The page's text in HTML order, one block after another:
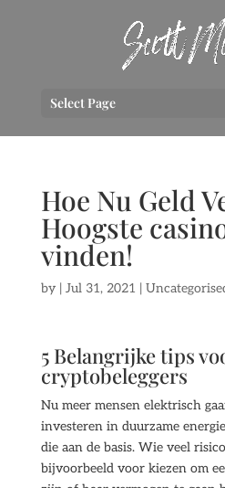
Select Page
Hoe Nu Geld
Hoogste
vinden!
by | Jul 31, 2021 |
5 Belangrijke tips
cryptobeleggers
Nu meer mensen elektrisch
investeren in duurzame
die aan de basis. Wie veel
bijvoorbeeld voor kiezen om